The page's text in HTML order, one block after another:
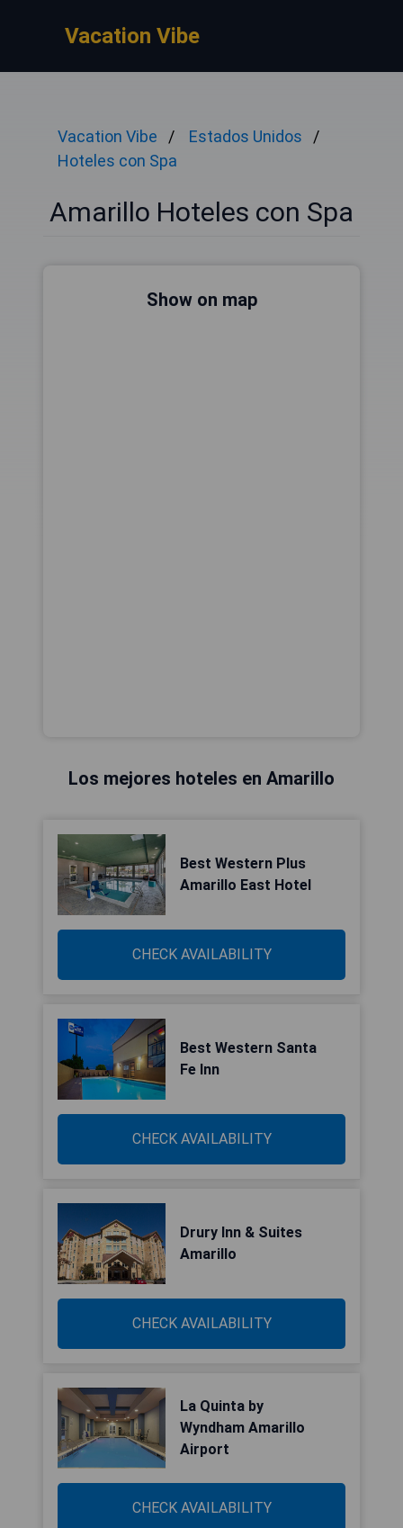
Vacation Vibe
Vacation Vibe
Estados Unidos
Hoteles con Spa
Amarillo Hoteles con Spa
Show on map
Los mejores hoteles en Amarillo
Best Western Plus
Amarillo East Hotel
CHECK AVAILABILITY
Best Western Santa
Fe Inn
CHECK AVAILABILITY
Drury Inn & Suites
Amarillo
CHECK AVAILABILITY
La Quinta by
Wyndham Amarillo
Airport
CHECK AVAILABILITY